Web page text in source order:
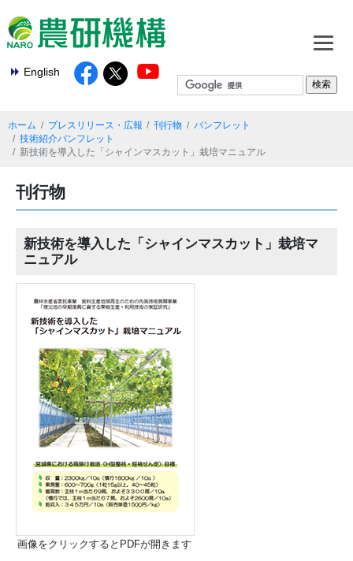
English
ホーム プレスリリース・広報 刊行物
パンフレット
技術紹介パンフレット
新技術を導入した「シャインマスカット」栽培マニュアル
刊行物
新技術を導入した「シャインマスカット」栽培マ
ニュアル
画像をクリックするとPDFが開きます